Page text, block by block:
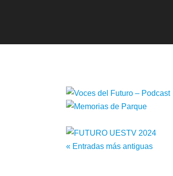
« Entradas más antiguas